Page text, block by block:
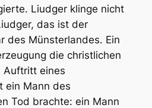
Liudger klinge nicht
das ist der
des Münsterlandes. Ein
die christlichen
Auftritt eines
ein Mann des
Tod brachte: ein Mann